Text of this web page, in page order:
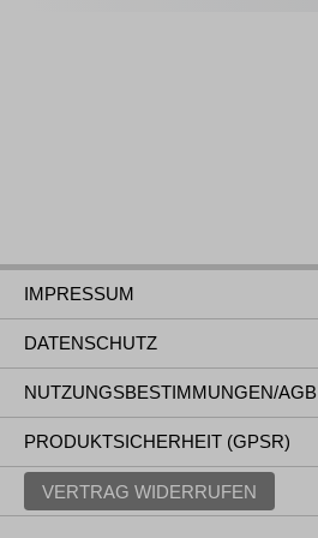
IMPRESSUM
DATENSCHUTZ
NUTZUNGSBESTIMMUNGEN/AGB
PRODUKTSICHERHEIT (GPSR)
VERTRAG WIDERRUFEN